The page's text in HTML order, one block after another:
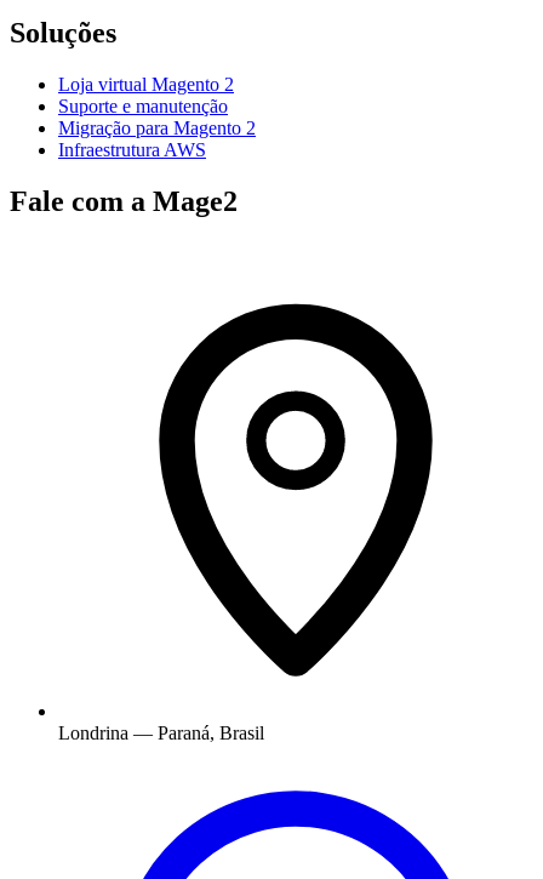
Soluções
Loja virtual Magento 2
Suporte e manutenção
Migração para Magento 2
Infraestrutura AWS
Fale com a Mage2
Londrina — Paraná, Brasil